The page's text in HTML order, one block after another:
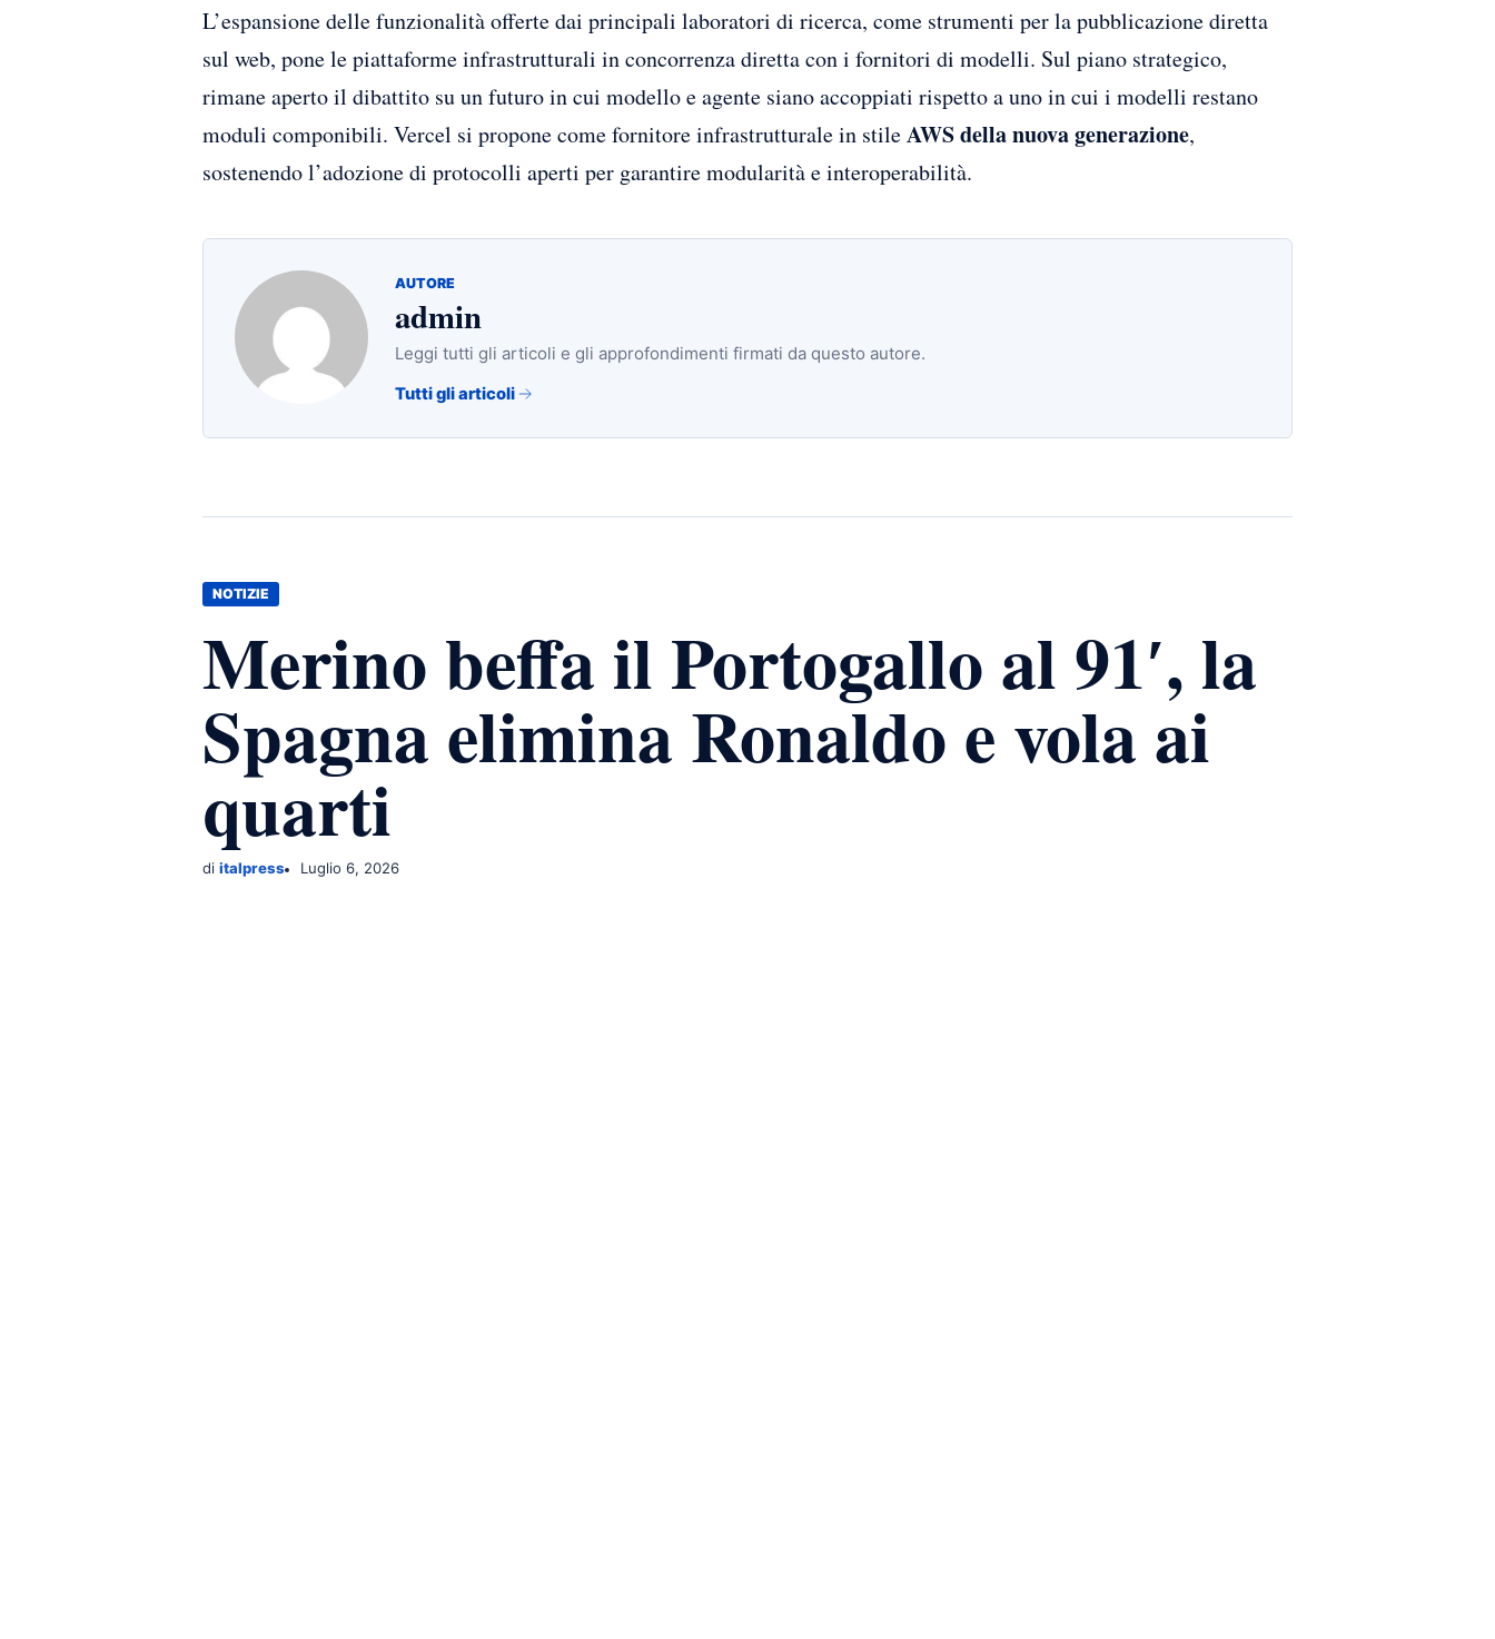
L’espansione delle funzionalità offerte dai principali laboratori di ricerca, come strumenti per la pubblicazione diretta
sul web, pone le piattaforme infrastrutturali in concorrenza diretta con i fornitori di modelli. Sul piano strategico,
rimane aperto il dibattito su un futuro in cui modello e agente siano accoppiati rispetto a uno in cui i modelli restano
moduli componibili. Vercel si propone come fornitore infrastrutturale in stileAWS della nuova generazione,
sostenendo l’adozione di protocolli aperti per garantire modularità e interoperabilità.
AUTORE
admin
Leggi tutti gli articoli e gli approfondimenti firmati da questo autore.
Tutti gli articoli
NOTIZIE
Merino beffa il Portogallo al 91′, la
Spagna elimina Ronaldo e vola ai
quarti
di italpress Luglio 6, 2026